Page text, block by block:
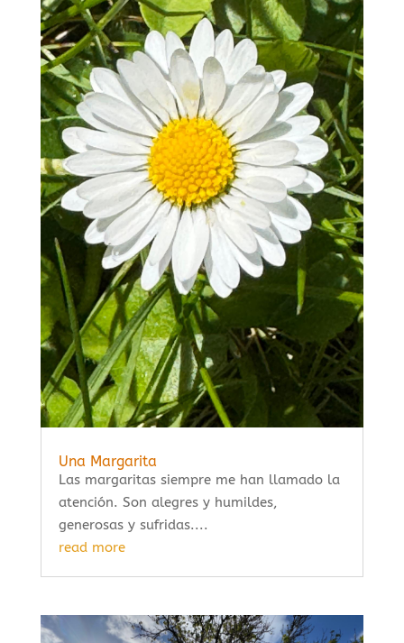
Una Margarita
Las margaritas siempre me han llamado la
atención. Son alegres y humildes,
generosas y sufridas....
read more